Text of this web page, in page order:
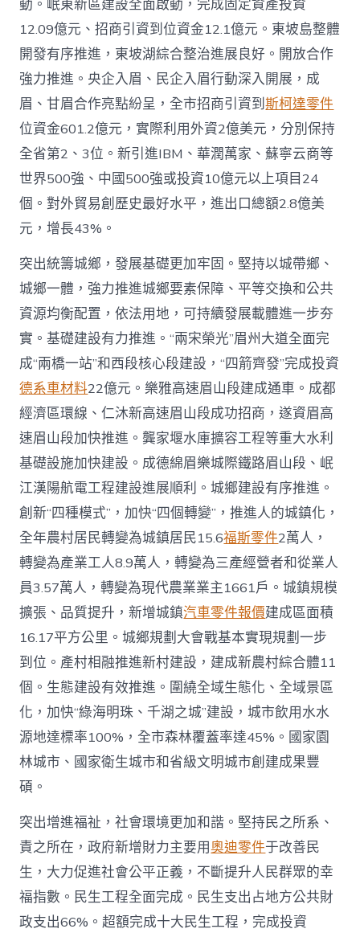
動。岷東新區建設全面啟動，完成固定資產投資
12.09億元、招商引資到位資金12.1億元。東坡島整體
開發有序推進，東坡湖綜合整治進展良好。開放合作
強力推進。央企入眉、民企入眉行動深入開展，成
眉、甘眉合作亮點紛呈，全市招商引資到斯柯達零件
位資金601.2億元，實際利用外資2億美元，分別保持
全省第2、3位。新引進IBM、華潤萬家、蘇寧云商等
世界500強、中國500強或投資10億元以上項目24
個。對外貿易創歷史最好水平，進出口總額2.8億美
元，增長43%。
突出統籌城鄉，發展基礎更加牢固。堅持以城帶鄉、
城鄉一體，強力推進城鄉要素保障、平等交換和公共
資源均衡配置，依法用地，可持續發展載體進一步夯
實。基礎建設有力推進。“兩宋榮光”眉州大道全面完
成“兩橋一站”和西段核心段建設，“四箭齊發”完成投資
德系車材料22億元。樂雅高速眉山段建成通車。成都
經濟區環線、仁沐新高速眉山段成功招商，遂資眉高
速眉山段加快推進。龔家堰水庫擴容工程等重大水利
基礎設施加快建設。成德綿眉樂城際鐵路眉山段、岷
江漢陽航電工程建設進展順利。城鄉建設有序推進。
創新“四種模式”，加快“四個轉變”，推進人的城鎮化，
全年農村居民轉變為城鎮居民15.6福斯零件2萬人，
轉變為產業工人8.9萬人，轉變為三產經營者和從業人
員3.57萬人，轉變為現代農業業主1661戶。城鎮規模
擴張、品質提升，新增城鎮汽車零件報價建成區面積
16.17平方公里。城鄉規劃大會戰基本實現規劃一步
到位。產村相融推進新村建設，建成新農村綜合體11
個。生態建設有效推進。圍繞全域生態化、全域景區
化，加快“綠海明珠、千湖之城”建設，城市飲用水水
源地達標率100%，全市森林覆蓋率達45%。國家園
林城市、國家衛生城市和省級文明城市創建成果豐
碩。
突出增進福祉，社會環境更加和諧。堅持民之所系、
責之所在，政府新增財力主要用奧迪零件于改善民
生，大力促進社會公平正義，不斷提升人民群眾的幸
福指數。民生工程全面完成。民生支出占地方公共財
政支出66%。超額完成十大民生工程，完成投資